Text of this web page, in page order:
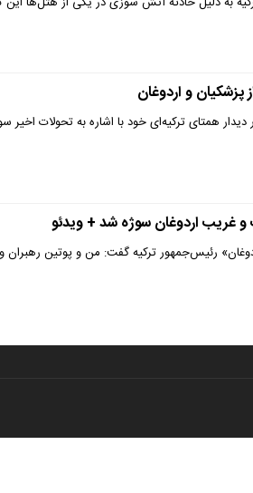
پزشکیان و اردوغان
همتای ترکیه‌ای خود با اشاره به تحولات اخیر
غریب اردوغان سوژه شد + ویدئو
رئیس‌جمهور ترکیه گفت: من و پوتین رهبران